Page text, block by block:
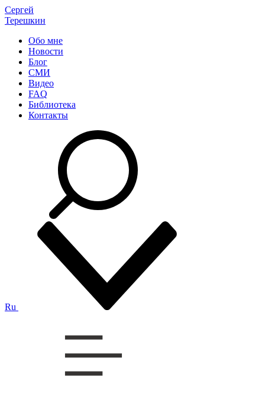
Сергей
Терешкин
Обо мне
Новости
Блог
СМИ
Видео
FAQ
Библиотека
Контакты
Ru